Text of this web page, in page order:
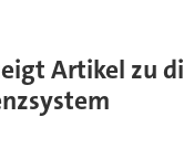
Artikel zu